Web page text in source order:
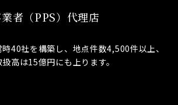
者（PPS）代理店
40社を構築し、地点件数4,500件以上、
高は15億円にも上ります。